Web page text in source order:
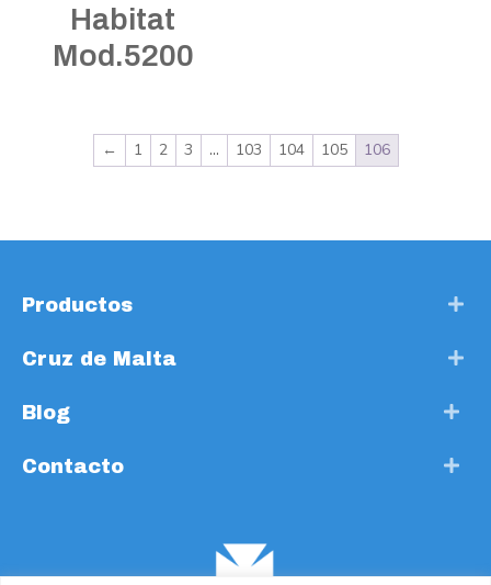
Habitat
Mod.5200
← 1 2 3 … 103 104 105 106
Productos
Cruz de Malta
Blog
Contacto